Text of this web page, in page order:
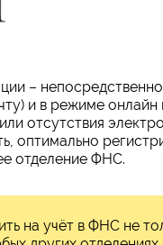
–
и в режиме
отсутствия
оптимально
отделение ФНС.
на учёт в ФНС не